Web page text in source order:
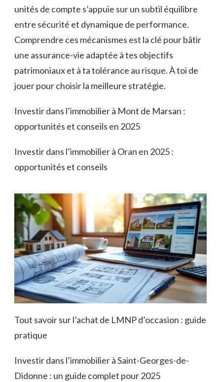
unités de compte s’appuie sur un subtil équilibre
entre sécurité et dynamique de performance.
Comprendre ces mécanismes est la clé pour bâtir
une assurance-vie adaptée à tes objectifs
patrimoniaux et à ta tolérance au risque. À toi de
jouer pour choisir la meilleure stratégie.
Investir dans l’immobilier à Mont de Marsan :
opportunités et conseils en 2025
Investir dans l’immobilier à Oran en 2025 :
opportunités et conseils
Tout savoir sur l’achat de LMNP d’occasion : guide
pratique
Investir dans l’immobilier à Saint-Georges-de-
Didonne : un guide complet pour 2025